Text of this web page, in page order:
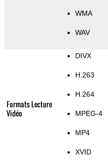
WMA
WAV
Formats Lecture
Vidéo
DIVX
H.263
H.264
MPEG-4
MP4
XVID